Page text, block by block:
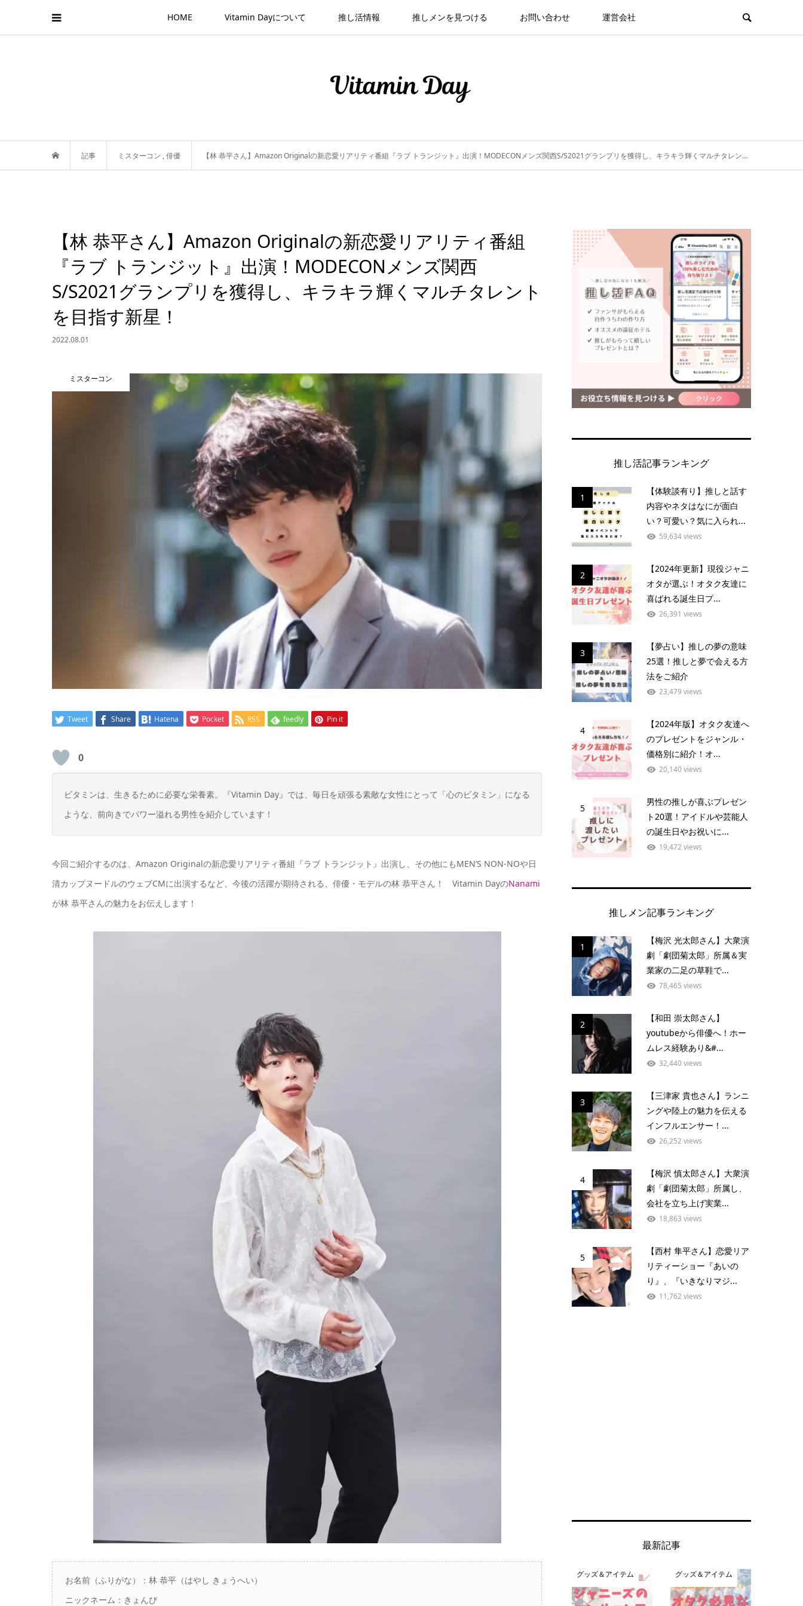
HOME Vitamin Dayについて 推し活情報 推しメンを見つける お問い合わせ 運営会社
記事 ミスターコン ,俳優 【林 恭平さん】Amazon Originalの新恋愛リアリティ番組『ラブ トランジット』出演！MODECONメンズ関西S/S2021グランプリを獲得し、キラキラ輝くマルチタレントを目指す新星！
【林 恭平さん】Amazon Originalの新恋愛リアリティ番組
『ラブ トランジット』出演！MODECONメンズ関西
S/S2021グランプリを獲得し、キラキラ輝くマルチタレント
を目指す新星！
2022.08.01
ミスターコン
Tweet Share Hatena Pocket RSS feedly Pin it
0
ビタミンは、生きるために必要な栄養素。『Vitamin Day』では、毎日を頑張る素敵な女性にとって「心のビタミン」になる
ような、前向きでパワー溢れる男性を紹介しています！
今回ご紹介するのは、Amazon Originalの新恋愛リアリティ番組『ラブ トランジット』出演し、その他にもMEN’S NON-NOや日
清カップヌードルのウェブCMに出演するなど、今後の活躍が期待される、 俳優・モデルの林 恭平さん！ Vitamin DayのNanami
が林 恭平さんの魅力をお伝えします！
お名前（ふりがな）：林 恭平（はやし きょうへい）
ニックネーム： きょんぴ
推し活記事ランキング
1
【体験談有り】推しと話す
内容やネタはなにが面白
い？可愛い？気に入られ...
59,634 views
2
【2024年更新】現役ジャニ
オタが選ぶ！オタク友達に
喜ばれる誕生日プ...
26,391 views
3
【夢占い】推しの夢の意味
25選！推しと夢で会える方
法をご紹介
23,479 views
4
【2024年版】オタク友達へ
のプレゼントをジャンル・
価格別に紹介！オ...
20,140 views
5
男性の推しが喜ぶプレゼン
ト20選！アイドルや芸能人
の誕生日やお祝いに...
19,472 views
推しメン記事ランキング
1
【梅沢 光太郎さん】大衆演
劇「劇団菊太郎」所属＆実
業家の二足の草鞋で...
78,465 views
2
【和田 崇太郎さん】
youtubeから俳優へ！ホー
ムレス経験あり&#...
32,440 views
3
【三津家 貴也さん】ランニ
ングや陸上の魅力を伝える
インフルエンサー！...
26,252 views
4
【梅沢 慎太郎さん】大衆演
劇「劇団菊太郎」所属し、
会社を立ち上げ実業...
18,863 views
5
【西村 隼平さん】恋愛リア
リティーショー『あいの
り』、『いきなりマジ...
11,762 views
最新記事
グッズ＆アイテム グッズ＆アイテム